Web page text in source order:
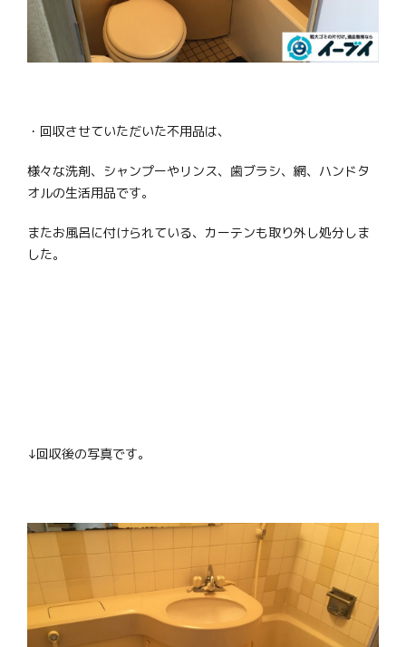
・回収させていただいた不用品は、
様々な洗剤、シャンプーやリンス、歯ブラシ、網、ハンドタ
オルの生活用品です。
またお風呂に付けられている、カーテンも取り外し処分しま
した。
↓回収後の写真です。